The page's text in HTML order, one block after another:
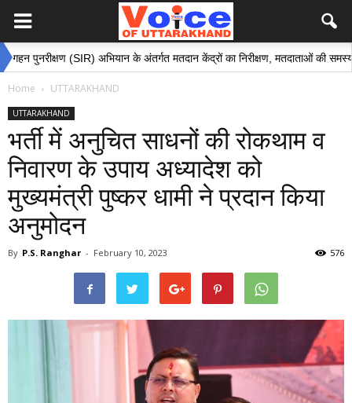
(SIR) अभियान के अंतर्गत मतदान केंद्रों का निरीक्षण, मतदाताओं की समस्याओं के
Home UTTARAKHAND
UTTARAKHAND
भर्ती में अनुचित साधनों की रोकथाम व
निवारण के उपाय अध्यादेश को
मुख्यमंत्री पुष्कर धामी ने प्रदान किया
अनुमोदन
By P.S. Ranghar - February 10, 2023 576